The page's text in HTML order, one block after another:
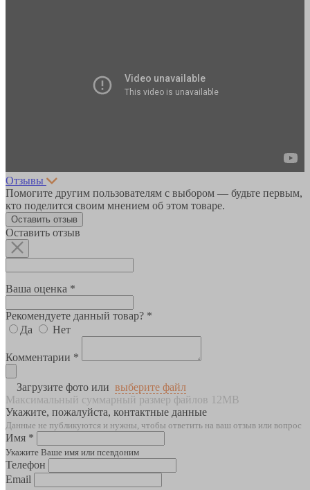
Отзывы
Помогите другим пользователям с выбором — будьте первым,
кто поделится своим мнением об этом товаре.
Оставить отзыв
Оставить отзыв
Ваша оценка *
Рекомендуете данный товар? *
Да
Нет
Комментарии *
Загрузите фото или выберите файл
Максимальный суммарный размер файлов 12MB
Укажите, пожалуйста, контактные данные
Данные не публикуются и нужны, чтобы ответить на ваш отзыв или вопрос
Имя *
Укажите Ваше имя или псевдоним
Телефон
Email